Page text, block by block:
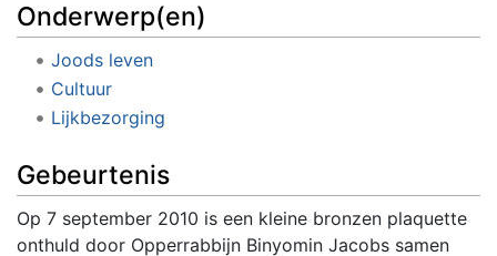
Onderwerp(en)
Joods leven
Cultuur
Lijkbezorging
Gebeurtenis
Op 7 september 2010 is een kleine bronzen plaquette
onthuld door Opperrabbijn Binyomin Jacobs samen